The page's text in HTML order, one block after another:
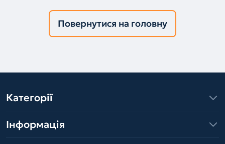
Повернутися на головну
Категорії
Інформація